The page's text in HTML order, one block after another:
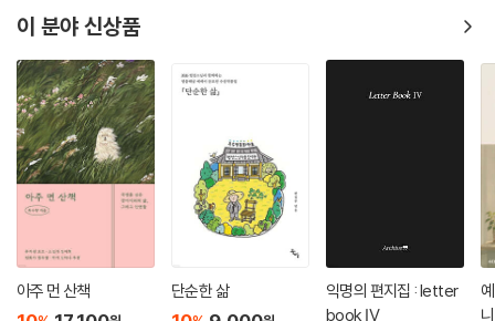
지면 곧 어둠이 내린다는 신호이니 그때는 귀가를 서둘러야 한다.” 시계를
가질 수 없었던 시절, 내 아버지가 내게 가르쳐 주신 자연시간이다.
시간이 흘러 조그만 계집아이는 여행자가 되었고, 아프리카 작은 시골마을
에서였다. 다음 날 아침 10시 같은 장소에서 만나 뭔가를 전해주기로 노인
과 약속을 했을 때 나는 시계가 있었지만 시계가 있을 리 없는 옆 마을 노인
은 어떻게 약속을 지킬 수 있는지 궁금했다. 그날 나는 고개를 기우뚱하며
헤어졌고 다음 날 아침 시간에 맞춰 비닐 가방 하나 챙겨 약속 장소로 나갔
더니 방금 도착한 노인이 반갑게 아침 인사를 했다. 노인의 시계는 자신이
있는 곳 어디서나 해만 뜨면 볼 수 있는 자신의 키, 나무, 우물, 담 등등 해를
따라 움직이는 그림자였던 것, 대신 밤에는 달의 크기나 기울기로 날짜와
이구아수폭포 가는 길에 만난 수다쟁이 마리아, 스톡홀름의 도서관 계단에
서 햇살을 쬐던 국왕 등 모든 이들과의 만남은 잊지 못할 그리움이 되었다.
가보지 않고 경험하지 못한 것을 상상하는 일이 가능할까. 저자는 불가하
다 말한다. 경험 없는 지식이나 머리로 얻은 것은 진짜가 될 수 없다는 생각
때문이다. 저자에게 여행은 가짜가 되지 않으려는 몸부림과 다름없었다.
그간의 노마드가 산문이 된 것은 큰 이야기를 작게 하지 않아도 되고 작은
이야기를 크게 부풀리지 않아도 되는 안도감이 있어서였다. 군더더기 없이
시적인 산문으로 지면을 채운 『그린 노마드』는 저자가 지나온 곳의 공기를
코앞까지 실어다 준다. 지금과의 여행과는 다른 여행, 일상에서 노마드를
이 분야 신상품
아주 먼 산책 단순한 삶
익명의 편지집 : letter
book Ⅳ